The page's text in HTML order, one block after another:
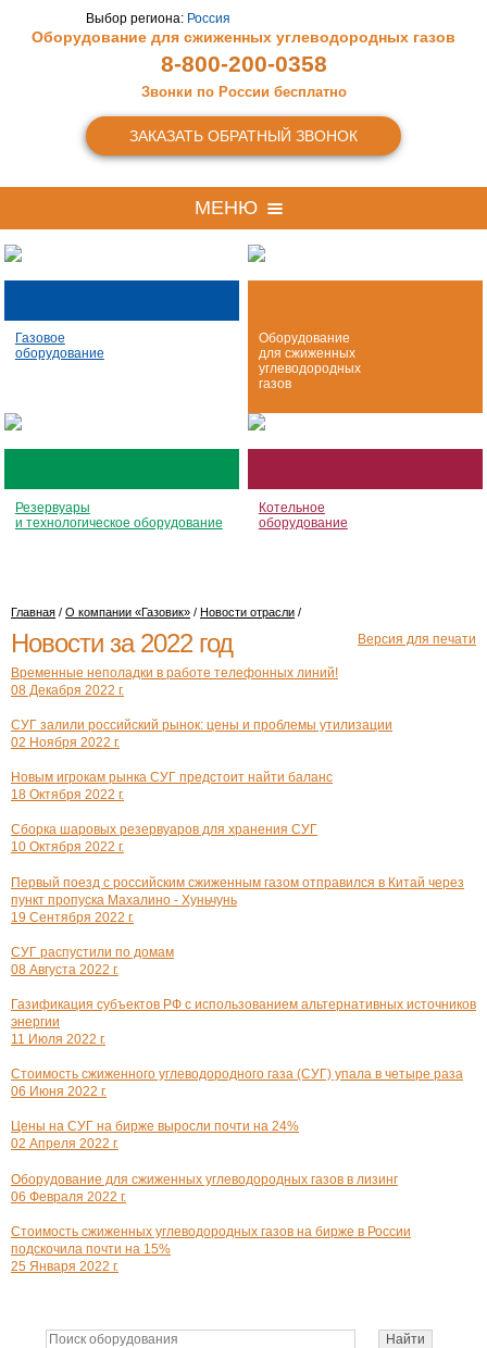
Выбор региона: Россия
Оборудование для сжиженных углеводородных газов
8-800-200-0358
Звонки по России бесплатно
ЗАКАЗАТЬ ОБРАТНЫЙ ЗВОНОК
МЕНЮ
Газовое
оборудование
Оборудование
для сжиженных
углеводородных
газов
Резервуары
и технологическое оборудование
Котельное
оборудование
Главная / О компании «Газовик» / Новости отрасли /
Версия для печати
Новости за 2022 год
Временные неполадки в работе телефонных линий!
08 Декабря 2022 г.
СУГ залили российский рынок: цены и проблемы утилизации
02 Ноября 2022 г.
Новым игрокам рынка СУГ предстоит найти баланс
18 Октября 2022 г.
Сборка шаровых резервуаров для хранения СУГ
10 Октября 2022 г.
Первый поезд с российским сжиженным газом отправился в Китай через
пункт пропуска Махалино - Хуньчунь
19 Сентября 2022 г.
СУГ распустили по домам
08 Августа 2022 г.
Газификация субъектов РФ с использованием альтернативных источников
энергии
11 Июля 2022 г.
Стоимость сжиженного углеводородного газа (СУГ) упала в четыре раза
06 Июня 2022 г.
Цены на СУГ на бирже выросли почти на 24%
02 Апреля 2022 г.
Оборудование для сжиженных углеводородных газов в лизинг
06 Февраля 2022 г.
Стоимость сжиженных углеводородных газов на бирже в России
подскочила почти на 15%
25 Января 2022 г.